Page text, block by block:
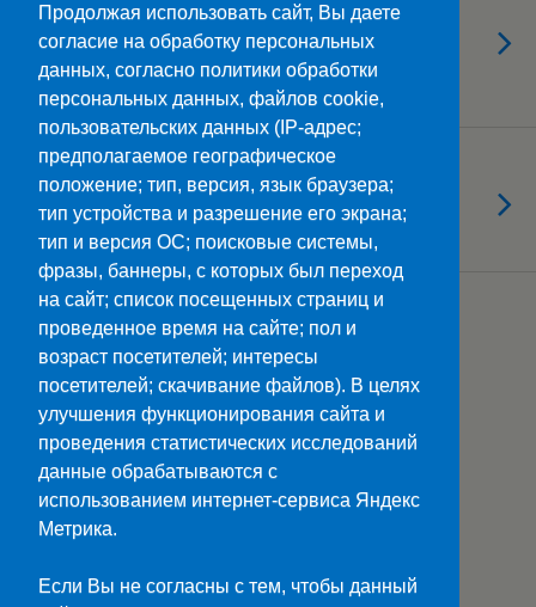
Финансовая грамотность- «Пять
простых правил, чтобы не иметь
проблем с долгами»
09.04.2024
Сотрудничество с медицинским
колледжем
Загрузить Еще Из Этой Категории…
Наверх
Мобильн.
Министерство науки и высшего образования>>
Продолжая использовать сайт, Вы даете
согласие на обработку персональных
данных, согласно политики обработки
персональных данных, файлов cookie,
пользовательских данных (IP-адрес;
предполагаемое географическое
положение; тип, версия, язык браузера;
тип устройства и разрешение его экрана;
тип и версия ОС; поисковые системы,
фразы, баннеры, с которых был переход
на сайт; список посещенных страниц и
проведенное время на сайте; пол и
возраст посетителей; интересы
посетителей; скачивание файлов). В целях
улучшения функционирования сайта и
проведения статистических исследований
данные обрабатываются с
использованием интернет-сервиса Яндекс
Метрика.
Если Вы не согласны с тем, чтобы данный